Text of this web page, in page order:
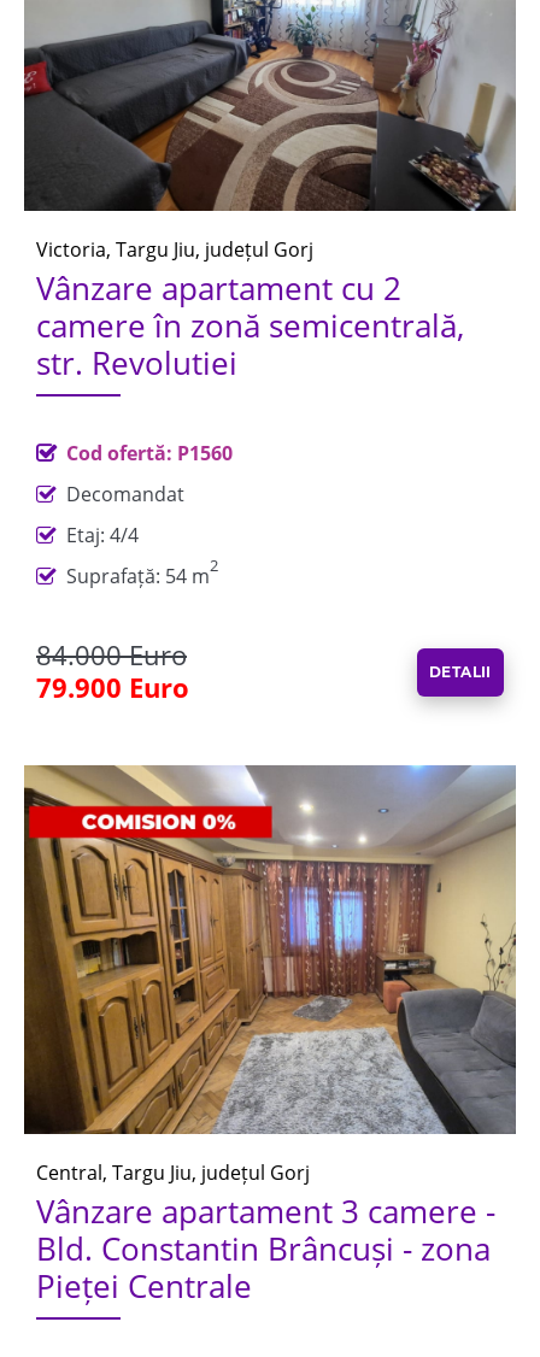
Victoria, Targu Jiu, județul Gorj
Vânzare apartament cu 2
camere în zonă semicentrală,
str. Revolutiei
Cod ofertă: P1560
Decomandat
Etaj: 4/4
Suprafață: 54 m2
84.000 Euro
79.900 Euro
DETALII
Central, Targu Jiu, județul Gorj
Vânzare apartament 3 camere -
Bld. Constantin Brâncuși - zona
Pieței Centrale